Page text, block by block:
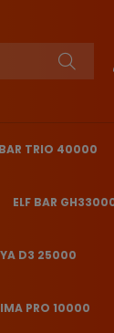
BAR TRIO 40000
ELF BAR
D3 25000
PRO 10000